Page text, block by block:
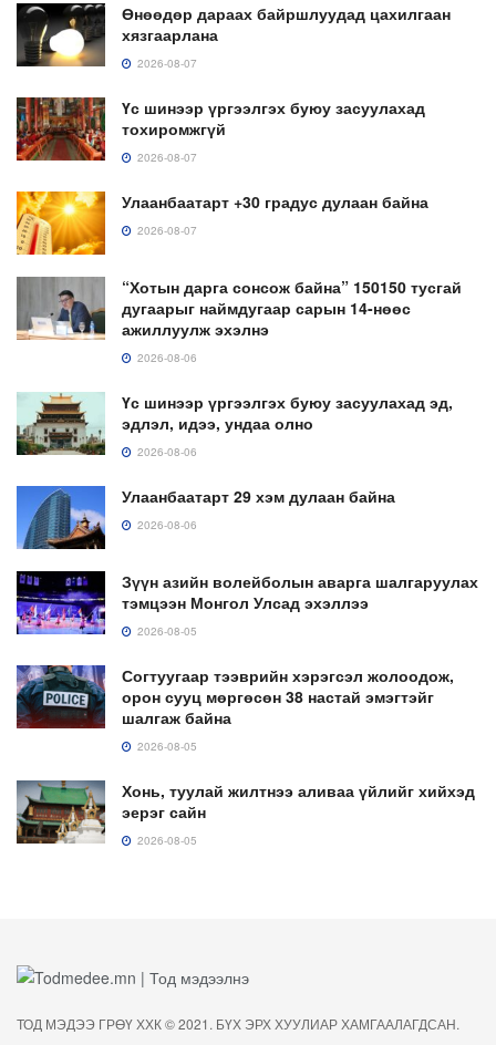
Өнөөдөр дараах байршлуудад цахилгаан
хязгаарлана
2026-08-07
Үс шинээр үргээлгэх буюу засуулахад
тохиромжгүй
2026-08-07
Улаанбаатарт +30 градус дулаан байна
2026-08-07
“Хотын дарга сонсож байна” 150150 тусгай
дугаарыг наймдугаар сарын 14-нөөс
ажиллуулж эхэлнэ
2026-08-06
Үс шинээр үргээлгэх буюу засуулахад эд,
эдлэл, идээ, ундаа олно
2026-08-06
Улаанбаатарт 29 хэм дулаан байна
2026-08-06
Зүүн азийн волейболын аварга шалгаруулах
тэмцээн Монгол Улсад эхэллээ
2026-08-05
Согтуугаар тээврийн хэрэгсэл жолоодож,
орон сууц мөргөсөн 38 настай эмэгтэйг
шалгаж байна
2026-08-05
Хонь, туулай жилтнээ аливаа үйлийг хийхэд
эерэг сайн
2026-08-05
ТОД МЭДЭЭ ГРӨҮ ХХК © 2021. БҮХ ЭРХ ХУУЛИАР ХАМГААЛАГДСАН.